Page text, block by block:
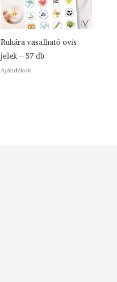
Ruhára vasalható ovis
jelek – 57 db
Ajándékok